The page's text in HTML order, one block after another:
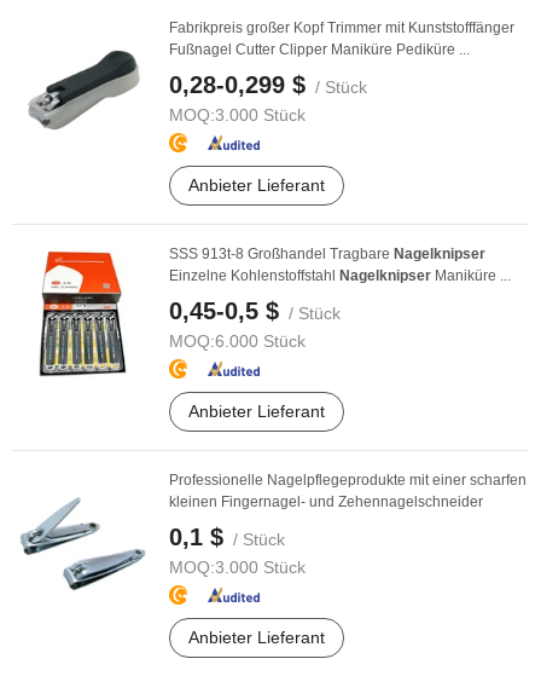
Fabrikpreis großer Kopf Trimmer mit Kunststofffänger
Fußnagel Cutter Clipper Maniküre Pediküre ...
0,28-0,299 $ / Stück
MOQ:3.000 Stück
Anbieter Lieferant
SSS 913t-8 Großhandel Tragbare Nagelknipser
Einzelne Kohlenstoffstahl
Nagelknipser Maniküre ...
0,45-0,5 $ / Stück
MOQ:6.000 Stück
Anbieter Lieferant
Professionelle Nagelpflegeprodukte mit einer scharfen
kleinen Fingernagel- und Zehennagelschneider
0,1 $ / Stück
MOQ:3.000 Stück
Anbieter Lieferant